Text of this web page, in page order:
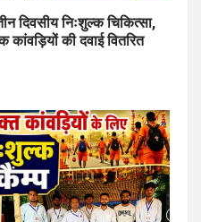
दिवसीय निःशुल्क चिकित्सा,
की दवाई वितरित